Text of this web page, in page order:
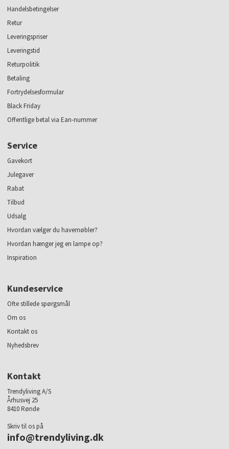
Handelsbetingelser
Retur
Leveringspriser
Leveringstid
Returpolitik
Betaling
Fortrydelsesformular
Black Friday
Offentlige betal via Ean-nummer
Service
Gavekort
Julegaver
Rabat
Tilbud
Udsalg
Hvordan vælger du havemøbler?
Hvordan hænger jeg en lampe op?
Inspiration
Kundeservice
Ofte stillede spørgsmål
Om os
Kontakt os
Nyhedsbrev
Kontakt
Trendyliving A/S
Århusvej 25
8410 Rønde
Skriv til os på
info@trendyliving.dk